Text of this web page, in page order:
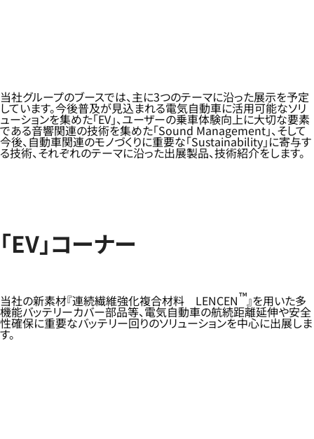
当社グループのブースでは、主に3つのテーマに沿った展示を予定
しています。今後普及が見込まれる電気自動車に活用可能なソリ
ューションを集めた「EV」、ユーザーの乗車体験向上に大切な要素
である音響関連の技術を集めた「Sound Management」、そして
今後、自動車関連のモノづくりに重要な「Sustainability」に寄与す
る技術、それぞれのテーマに沿った出展製品、技術紹介をします。
「EV」コーナー
当社の新素材『連続繊維強化複合材料 LENCEN™』を用いた多
機能バッテリーカバー部品等、電気自動車の航続距離延伸や安全
性確保に重要なバッテリー回りのソリューションを中心に出展しま
す。